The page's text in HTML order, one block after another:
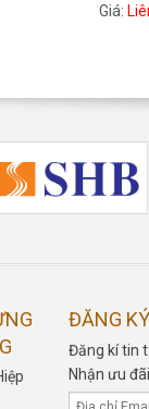
Giá:
ĐĂNG
Đăng kí tin
Nhận ưu